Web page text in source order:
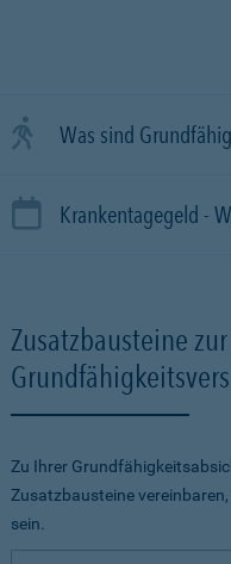
Was sind
Zusatzbausteine zur
Zu Ihrer
Zusatzbausteine
sein.